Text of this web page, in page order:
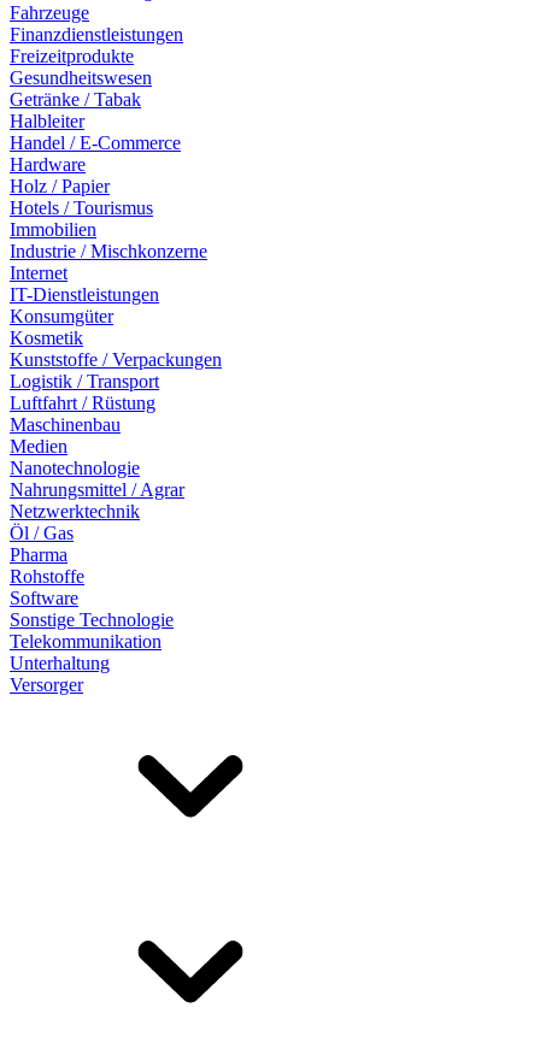
Fahrzeuge
Finanzdienstleistungen
Freizeitprodukte
Gesundheitswesen
Getränke / Tabak
Halbleiter
Handel / E-Commerce
Hardware
Holz / Papier
Hotels / Tourismus
Immobilien
Industrie / Mischkonzerne
Internet
IT-Dienstleistungen
Konsumgüter
Kosmetik
Kunststoffe / Verpackungen
Logistik / Transport
Luftfahrt / Rüstung
Maschinenbau
Medien
Nanotechnologie
Nahrungsmittel / Agrar
Netzwerktechnik
Öl / Gas
Pharma
Rohstoffe
Software
Sonstige Technologie
Telekommunikation
Unterhaltung
Versorger